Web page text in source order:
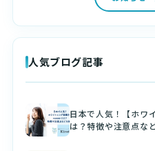
人気ブログ記事
日本で人気！【ホワ
は？特徴や注意点な